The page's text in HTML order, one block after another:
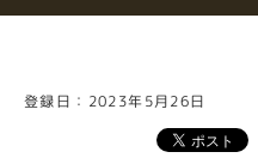
登録日：2023年5月26日